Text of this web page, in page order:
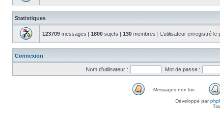
Statistiques
123709 messages | 1800 sujets | 130 membres | L’utilisateur enregistré
Connexion
Nom d’utilisateur : Mot de passe :
Messages non lus
Développé par